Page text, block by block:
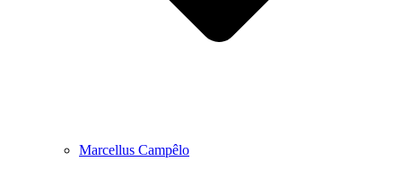
Marcellus Campêlo